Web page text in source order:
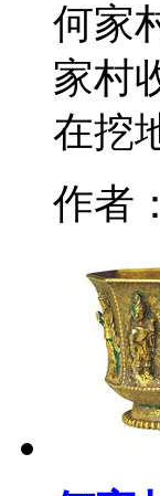
何家
家村
在挖
作者